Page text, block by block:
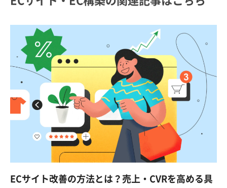
ECサイト改善の方法とは？売上・CVRを高める具